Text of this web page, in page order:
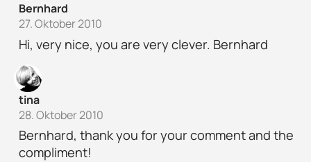
Bernhard
27. Oktober 2010
Hi, very nice, you are very clever. Bernhard
tina
28. Oktober 2010
Bernhard, thank you for your comment and the
compliment!